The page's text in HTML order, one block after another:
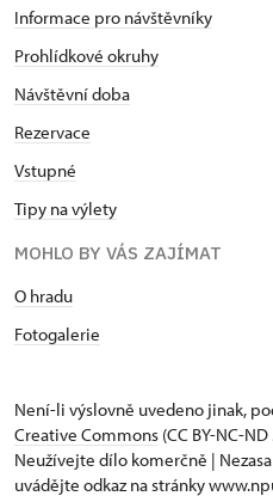
Informace pro návštěvníky
Prohlídkové okruhy
Návštěvní doba
Rezervace
Vstupné
Tipy na výlety
MOHLO BY VÁS ZAJÍMAT
O hradu
Fotogalerie
Není-li výslovně uvedeno jinak,
Creative Commons (CC BY-NC-
Neužívejte dílo komerčně |
uvádějte odkaz na stránky